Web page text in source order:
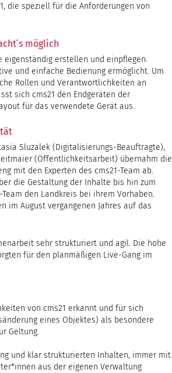
die speziell für die Anforderungen von
́s möglich
erstellen und einpflegen.
und einfache Bedienung ermöglicht. Um
Rollen und Verantwortlichkeiten an
sich cms21 den Endgeräten der
für das verwendete Gerät aus.
Sluzalek (Digitalisierungs-Beauftragte),
(Öffentlichkeitsarbeit) übernahm die
mit den Experten des cms21-Team ab.
die Gestaltung der Inhalte bis hin zum
den Landkreis bei ihrem Vorhaben.
im August vergangenen Jahres auf das
sehr strukturiert und agil. Die hohe
für den planmäßigen Live-Gang im
von cms21 erkannt und für sich
eines Objektes) als besondere
Geltung.
und klar strukturierten Inhalten, immer mit
aus der eigenen Verwaltung